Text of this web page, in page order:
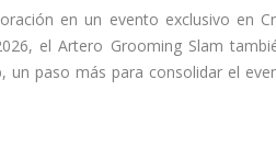
en un evento exclusivo en
el Artero Grooming Slam
un paso más para consolidar el